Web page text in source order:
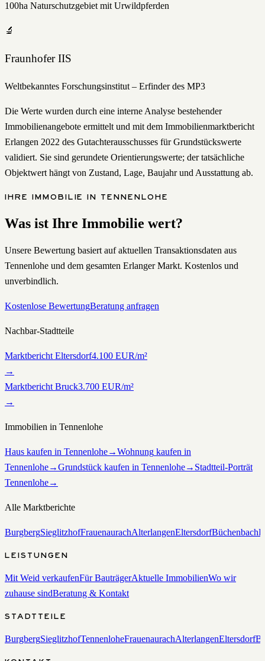
100ha Naturschutzgebiet mit Urwildpferden
🔬
Fraunhofer IIS
Weltbekanntes Forschungsinstitut – Erfinder des MP3
Die Werte wurden durch eine interne Analyse bestehender
Immobilienangebote ermittelt und mit dem Immobilienmarktbericht
Erlangen 2022 des Gutachterausschusses für Grundstückswerte
validiert. Sie sind gerundete Orientierungswerte; der tatsächliche
Objektwert hängt von Zustand, Lage, Baujahr und Ausstattung ab.
IHRE IMMOBILIE IN TENNENLOHE
Was ist Ihre Immobilie wert?
Unsere Bewertung basiert auf aktuellen Transaktionsdaten aus
Tennenlohe und dem gesamten Erlanger Markt. Kostenlos und
unverbindlich.
Kostenlose BewertungBeratung anfragen
Nachbar-Stadtteile
Marktbericht Eltersdorf4.100 EUR/m²
→
Marktbericht Bruck3.700 EUR/m²
→
Immobilien in Tennenlohe
Haus kaufen in Tennenlohe→Wohnung kaufen in
Tennenlohe→Grundstück kaufen in Tennenlohe→ Stadtteil-Porträt
Tennenlohe→
Alle Marktberichte
BurgbergSieglitzhofFrauenaurachAlterlangenEltersdorfBüchenbach
LEISTUNGEN
Mit Weid verkaufenFür BauträgerAktuelle ImmobilienWo wir
zuhause sindBeratung & Kontakt
STADTTEILE
BurgbergSieglitzhofTennenloheFrauenaurachAlterlangenEltersdorf